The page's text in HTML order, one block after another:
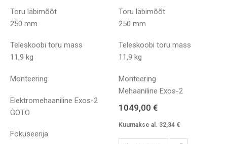
Toru läbimõõt
250 mm
Teleskoobi toru mass
11,9 kg
Monteering
Elektromehaaniline Exos-2
GOTO
Fokuseerija
Toru läbimõõt
250 mm
Teleskoobi toru mass
11,9 kg
Monteering
Mehaaniline Exos-2
1049,00 €
Kuumakse al. 32,34 €